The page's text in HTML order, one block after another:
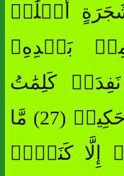
أَقۡلَٰمٞ
بَعۡدِهِۦ
كَلِمَٰتُ
ٱللَّهِۚ إِنَّ ٱللَّهَ عَزِيزٌ حَكِيمٞ (27) مَّا
إِلَّا كَنَفۡسٖ